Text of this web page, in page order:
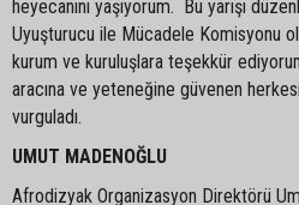
heyecanını yaşıyorum. Bu yarışı
Uyuşturucu ile Mücadele Komisyonu
kurum ve kuruluşlara teşekkür
aracına ve yeteneğine güvenen
vurguladı.
UMUT MADENOĞLU
Afrodizyak Organizasyon Direktörü